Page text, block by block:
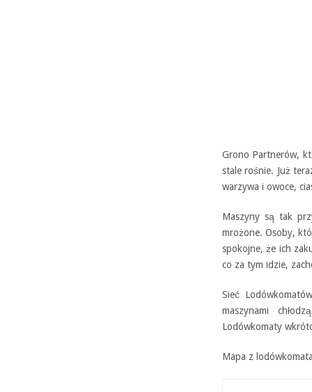
Grono Partnerów,
stale rośnie. Już
warzywa i owoce,
Maszyny są tak
mrożone. Osoby,
spokojne, że ich
co za tym idzie,
Sieć
maszynami
Lodówkomaty
Mapa z